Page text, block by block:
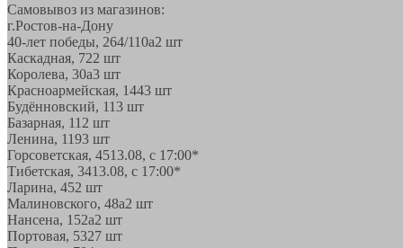
Самовывоз из магазинов:
г.Ростов-на-Дону
40-лет победы, 264/110а2 шт
Каскадная, 722 шт
Королева, 30а3 шт
Красноармейская, 1443 шт
Будённовский, 113 шт
Базарная, 11 2 шт
Ленина, 1193 шт
Горсоветская, 4513.08, с 17:00*
Тибетская, 3413.08, с 17:00*
Ларина, 452 шт
Малиновского, 48а2 шт
Нансена, 152а2 шт
Портовая, 5327 шт